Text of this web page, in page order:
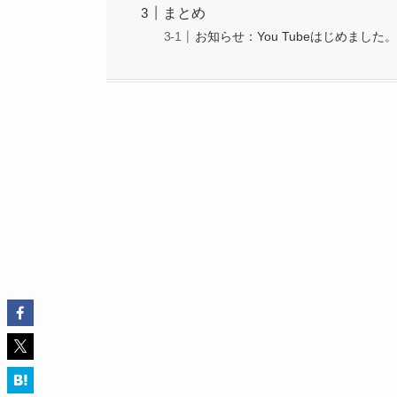
まとめ
お知らせ：You Tubeはじめました。